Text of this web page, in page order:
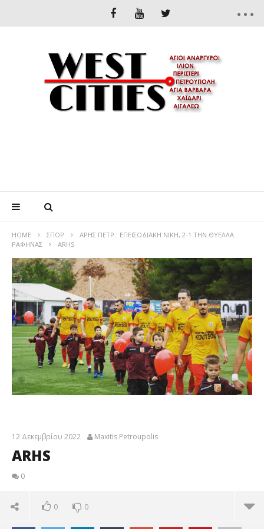
HOME ΣΠΟΡ
ΑΡΗΣ ΠΕΤΡ.: ΕΠΕΙΣΟΔΙΑΚΗ ΝΙΚΗ, 2-1 ΤΗΝ ΘΥΕΛΛΑ
ΡΑΦΗΝΑΣ
ARHS
12 Δεκεμβρίου 2022 Maxitis Petroupolis
ARHS
0
0 0